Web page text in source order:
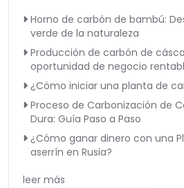
Horno de carbón de bambú:
verde de la naturaleza
Producción de carbón de
oportunidad de negocio
¿Cómo iniciar una planta de
Proceso de Carbonización de
Dura: Guía Paso a Paso
¿Cómo ganar dinero con una
aserrín en Rusia?
leer más